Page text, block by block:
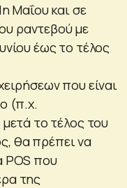
Μαΐου και σε
ραντεβού με
έως το τέλος
που είναι
(π.χ.
το τέλος του
θα πρέπει να
POS που
της